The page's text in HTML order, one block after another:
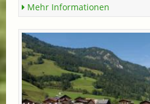
Mehr Informationen